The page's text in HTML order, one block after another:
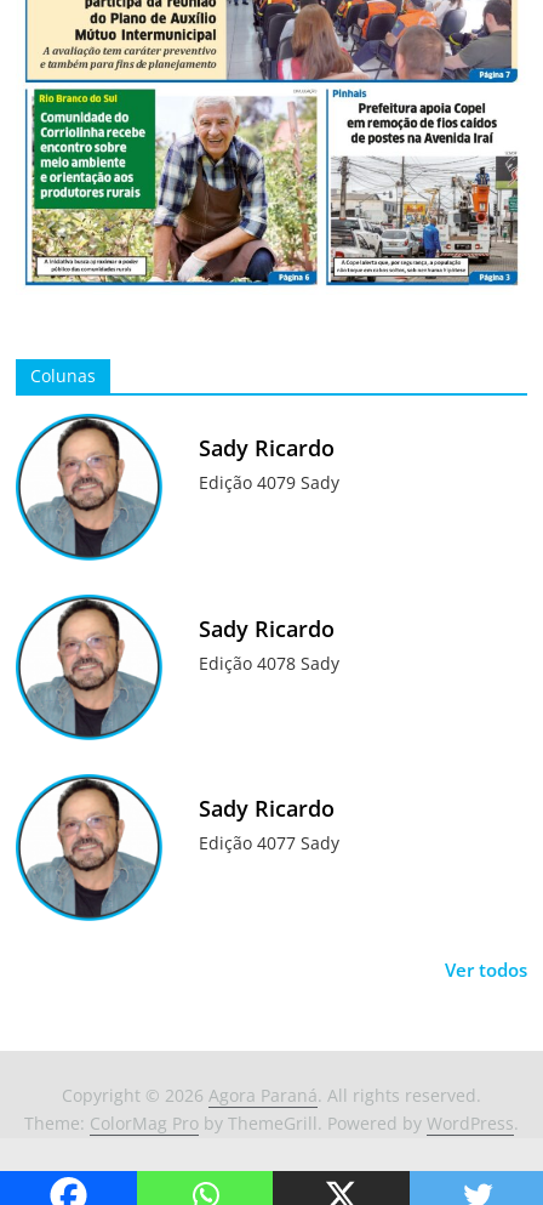
Colunas
Sady Ricardo
Edição 4079 Sady
Sady Ricardo
Edição 4078 Sady
Sady Ricardo
Edição 4077 Sady
Ver todos
Copyright © 2026 Agora Paraná. All rights reserved.
Theme: ColorMag Proby ThemeGrill. Powered by WordPress.